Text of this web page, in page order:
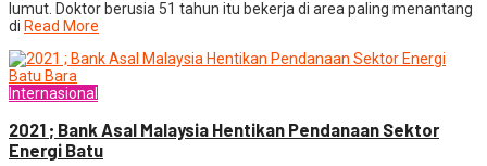
lumut. Doktor berusia 51 tahun itu bekerja di area paling menantang
di Read More
Internasional
2021 ; Bank Asal Malaysia Hentikan Pendanaan Sektor
Energi Batu